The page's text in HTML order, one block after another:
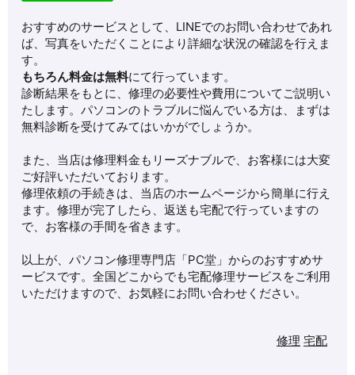
おすすめのサービスとして、LINEでのお問い合わせであれ
ば、写真をいただくことにより詳細な状況の確認を行えま
す。
もちろん料金は無料にて行っています。
診断結果をもとに、修理の必要性や費用についてご説明い
たします。パソコンのトラブルに悩んでいる方は、まずは
無料診断を受けてみてはいかがでしょうか。
また、当店は修理料金もリーズナブルで、お客様には大変
ご好評いただいております。
修理依頼の手続きは、当店のホームページから簡単に行え
ます。修理が完了したら、返送も宅配で行っていますの
で、お客様の手間を省きます。
以上が、パソコン修理専門店「PC堂」からのおすすめサ
ービスです。全国どこからでも宅配修理サービスをご利用
いただけますので、お気軽にお問い合わせください。
修理 宅配